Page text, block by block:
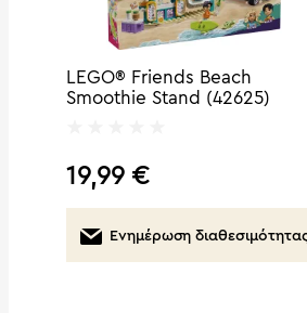
LEGO® Friends Beach
Smoothie Stand (42625)
19,99 €
Ενημέρωση